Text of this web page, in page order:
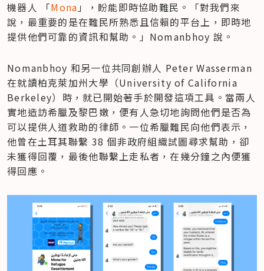
機器人 「Mona 」，盼能即時協助難民。「對我們來
說，最重要的是在難民所熟悉且信賴的平台上，即時地
提供他們可靠的資訊和幫助。」Nomanbhoy 說。
Nomanbhoy 和另一位共同創辦人 Peter Wasserman
在就讀柏克萊加州大學（University of California
Berkeley）時，就已開始著手於開發這項工具。當兩人
實地造訪希臘及黎巴嫩，便有人急切地詢問他們是否為
可以提供人道救助的律師。一位希臘難民向他們表示，
他曾在土耳其聯繫 38 個非政府組織試圖尋求幫助，卻
未獲得回覆，最後他聯繫上走私者，在幾分鐘之內便獲
得回應。